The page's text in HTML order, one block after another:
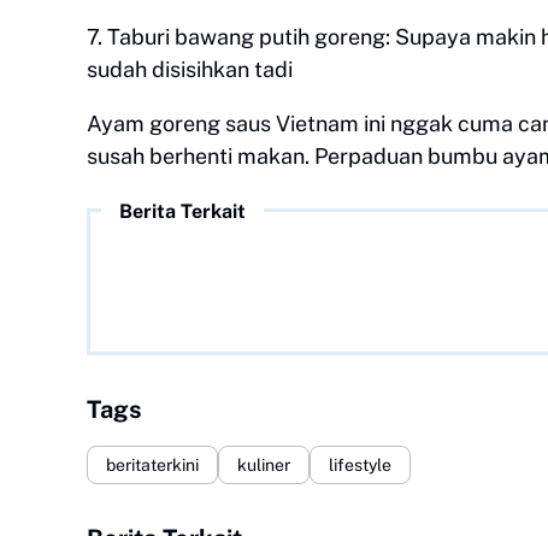
7. Taburi bawang putih goreng: Supaya
sudah disisihkan tadi
Ayam goreng saus Vietnam ini nggak cuma
susah berhenti makan. Perpaduan bumbu
Berita Terkait
Tags
beritaterkini kuliner lifestyle